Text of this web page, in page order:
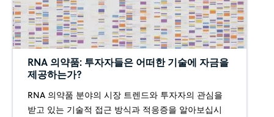
RNA 의약품: 투자자들은 어떠한 기술에 자금을
제공하는가?
RNA 의약품 분야의 시장 트렌드와 투자자의 관심을
받고 있는 기술적 접근 방식과 적응증을 알아보십시